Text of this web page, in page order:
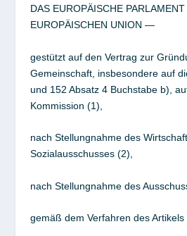
DAS EUROPÄISCHE
EUROPÄISCHEN UNION —
gestützt auf den Vertrag zur
Gemeinschaft, insbesondere auf
und 152 Absatz 4 Buchstabe b),
Kommission (1),
nach Stellungnahme des
Sozialausschusses (2),
nach Stellungnahme des
gemäß dem Verfahren des Artikels